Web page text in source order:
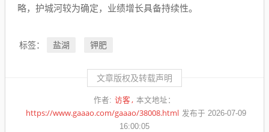
略，护城河较为确定，业绩增长具备持续性。
标签： 盐湖 钾肥
文章版权及转载声明
作者: 访客 本文地址：
https://www.gaaao.com/gaaao/38008.html 发布于 2026-07-09
16:00:05